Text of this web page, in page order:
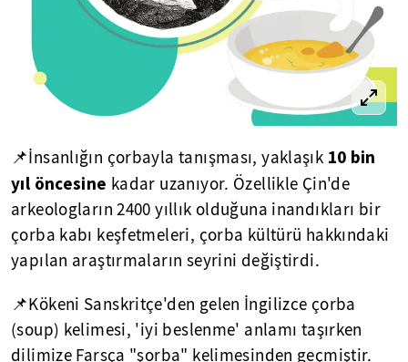
📌İnsanlığın çorbayla tanışması, yaklaşık 10 bin
yıl öncesine kadar uzanıyor. Özellikle Çin'de
arkeologların 2400 yıllık olduğuna inandıkları bir
çorba kabı keşfetmeleri, çorba kültürü hakkındaki
yapılan araştırmaların seyrini değiştirdi.
📌Kökeni Sanskritçe'den gelen İngilizce çorba
(soup) kelimesi, 'iyi beslenme' anlamı taşırken
dilimize Farsça "şorba" kelimesinden geçmiştir.